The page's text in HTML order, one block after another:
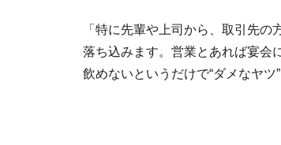
「特に先輩や上司から、取引先
落ち込みます。営業とあれば宴会
飲めないというだけで“ダメなヤツ